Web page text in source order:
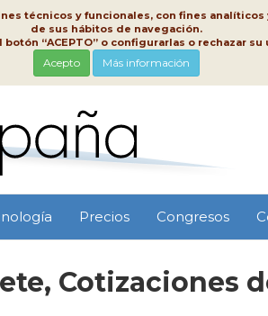
técnicos y funcionales, con fines
de sus hábitos de navegación.
“ACEPTO” o configurarlas o rechazar su
Acepto Más información
Precios Congresos
Cotizaciones